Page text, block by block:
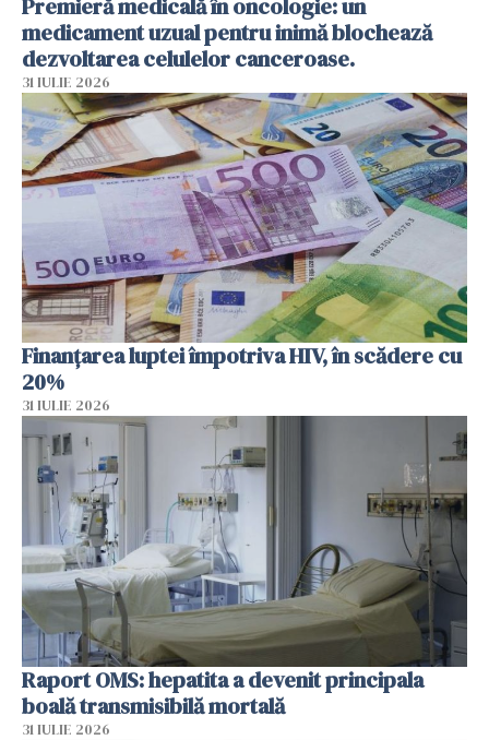
medicament uzual pentru inimă blochează
dezvoltarea celulelor canceroase.
31 IULIE 2026
Finanțarea luptei împotriva HIV, în scădere cu
20%
31 IULIE 2026
Raport OMS: hepatita a devenit principala
boală transmisibilă mortală
31 IULIE 2026